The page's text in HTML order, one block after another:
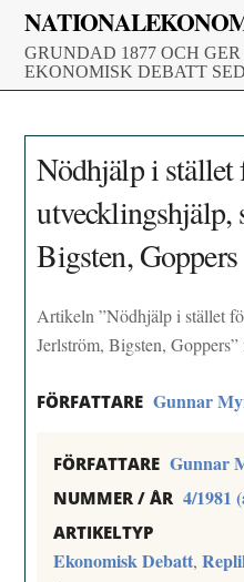
Skip
content
GRUNDAD 1877 OCH
EKONOMISK DEBATT
Nödhjälp i stället
utvecklingshjälp,
Bigsten, Goppers
Artikeln ”Nödhjälp i stället
Jerlström, Bigsten,
FÖRFATTARE Gunnar
FÖRFATTARE Gunnar
NUMMER / ÅR 4/1981
ARTIKELTYP
Ekonomisk Debatt,